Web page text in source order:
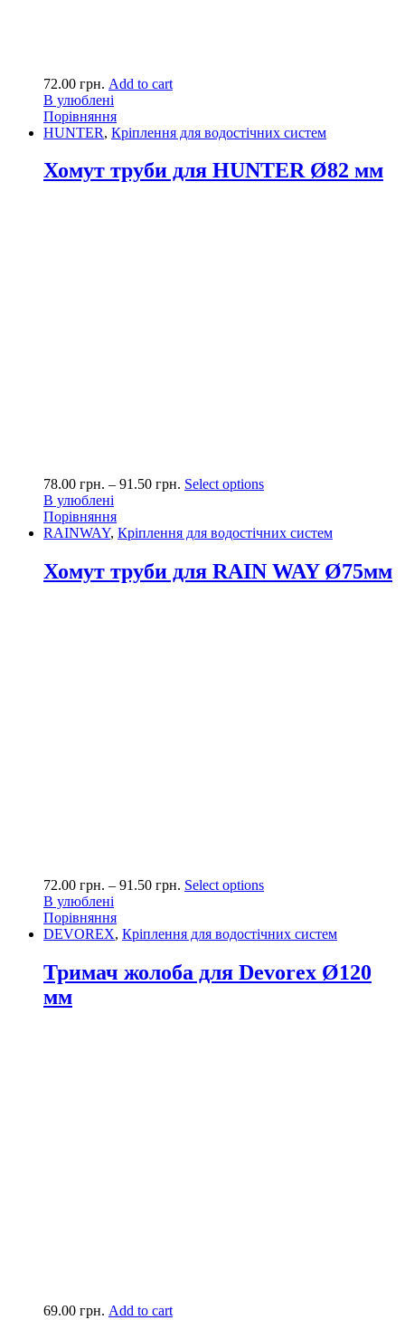
72.00 грн. Add to cart
В улюблені
Порівняння
HUNTER, Кріплення для водостічних систем
Хомут труби для HUNTER Ø82 мм
78.00 грн. – 91.50 грн. Select options
В улюблені
Порівняння
RAINWAY, Кріплення для водостічних систем
Хомут труби для RAIN WAY Ø75мм
72.00 грн. – 91.50 грн. Select options
В улюблені
Порівняння
DEVOREX, Кріплення для водостічних систем
Тримач жолоба для Devorex Ø120
мм
69.00 грн. Add to cart